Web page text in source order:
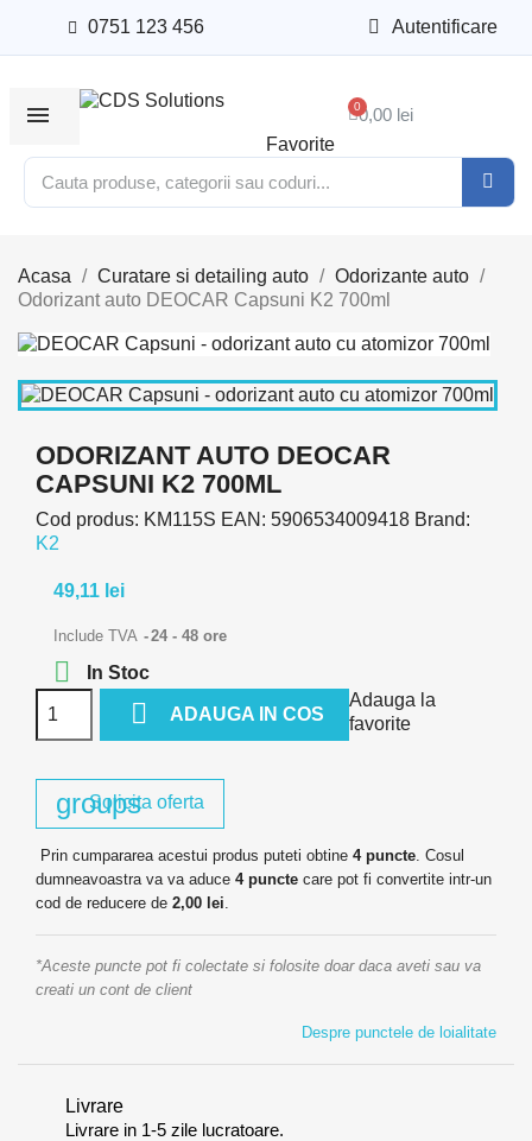
0751 123 456 Autentificare
Favorite
0,00 lei
Acasa Curatare si detailing auto
Odorizante auto
Odorizant auto DEOCAR Capsuni K2 700ml
ODORIZANT AUTO DEOCAR
CAPSUNI K2 700ML
Cod produs: KM115S EAN: 5906534009418 Brand:
K2
49,11 lei
Include TVA 24 - 48 ore
 In Stoc
 ADAUGA IN COS
Adauga la
favorite
groups
Solicita oferta
Prin cumpararea acestui produs puteti obtine 4 puncte . Cosul
dumneavoastra va va aduce 4puncte care pot fi convertite intr-un
cod de reducere de 2,00 lei
*Aceste puncte pot fi colectate si folosite doar daca aveti sau va
creati un cont de client
Despre punctele de loialitate
Livrare
Livrare in 1-5 zile lucratoare.